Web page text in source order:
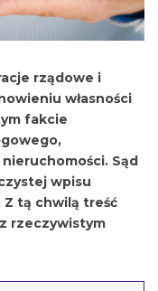
rządowe i
własności
fakcie
nieruchomości. Sąd
wpisu
Z tą chwilą treść
rzeczywistym